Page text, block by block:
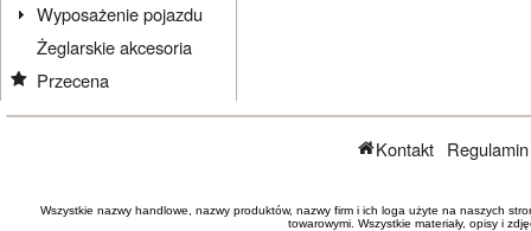
Wyposażenie pojazdu
Żeglarskie akcesoria
Przecena
Kontakt
Wszystkie nazwy handlowe, nazwy produktów, nazwy firm i ich loga użyte na naszych
towarowymi. Wszystkie materiały, opisy i